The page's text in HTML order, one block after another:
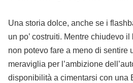
Una storia dolce, anche se i
un po’ costruiti. Mentre chiudevo
non potevo fare a meno di sentire
meraviglia per l’ambizione
disponibilità a cimentarsi con una